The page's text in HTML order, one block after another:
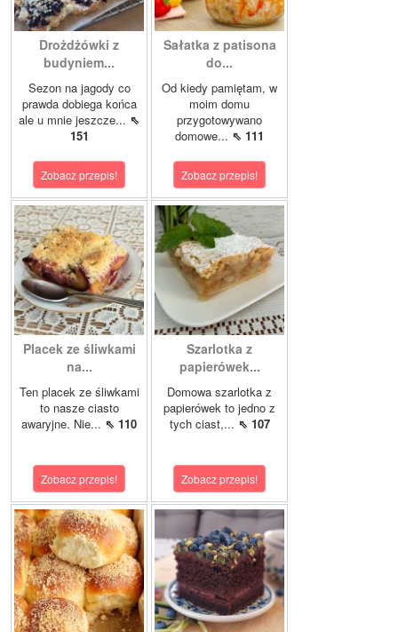
Drożdżówki z
budyniem...
Sezon na jagody co
prawda dobiega końca
ale u mnie jeszcze... ⇖
151
Zobacz przepis!
Sałatka z patisona
do...
Od kiedy pamiętam, w
moim domu
przygotowywano
domowe... ⇖ 111
Zobacz przepis!
Placek ze śliwkami
na...
Ten placek ze śliwkami
to nasze ciasto
awaryjne. Nie... ⇖ 110
Zobacz przepis!
Szarlotka z
papierówek...
Domowa szarlotka z
papierówek to jedno z
tych ciast,... ⇖ 107
Zobacz przepis!